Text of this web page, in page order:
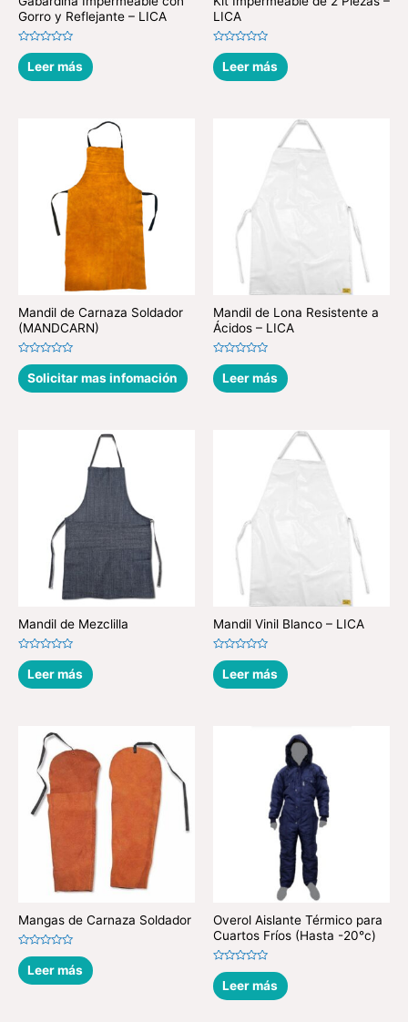
Gorro y Reflejante – LICA
Valorado
en
0
de
Leer más
LICA
Valorado
en
0
de
Leer más
Mandil de Carnaza Soldador
(MANDCARN)
Valorado
en
0
de
Solicitar mas infomación
Mandil de Lona Resistente a
Ácidos – LICA
Valorado
en
0
de
Leer más
Mandil de Mezclilla
Valorado
en
0
de
Leer más
Mandil Vinil Blanco – LICA
Valorado
en
0
de
Leer más
Mangas de Carnaza Soldador
Valorado
en
0
de
Leer más
Overol Aislante Térmico para
Cuartos Fríos (Hasta -20°c)
Valorado
en
0
de
Leer más